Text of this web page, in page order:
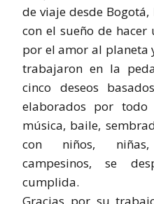
de viaje desde
con el sueño de
por el amor al planeta
trabajaron en la
cinco deseos
elaborados por
música, baile,
con niños, niñas,
campesinos, se
cumplida.